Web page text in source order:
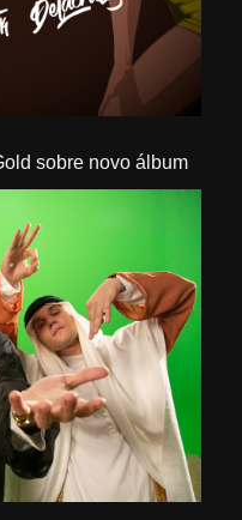
sobre novo álbum